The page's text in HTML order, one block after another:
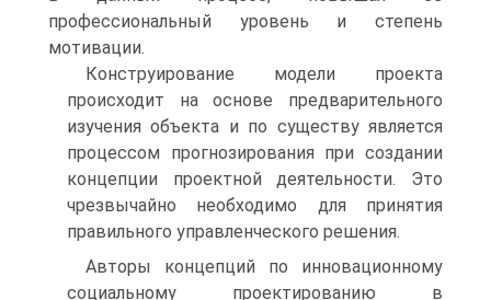
профессиональный уровень и степень
мотивации.
Конструирование модели проекта
происходит на основе предварительного
изучения объекта и по существу является
процессом прогнозирования при создании
концепции проектной деятельности. Это
чрезвычайно необходимо для принятия
правильного управленческого решения.
Авторы концепций по инновационному
социальному проектированию в